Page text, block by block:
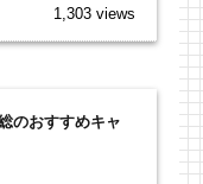
1,303 views
のおすすめキャ